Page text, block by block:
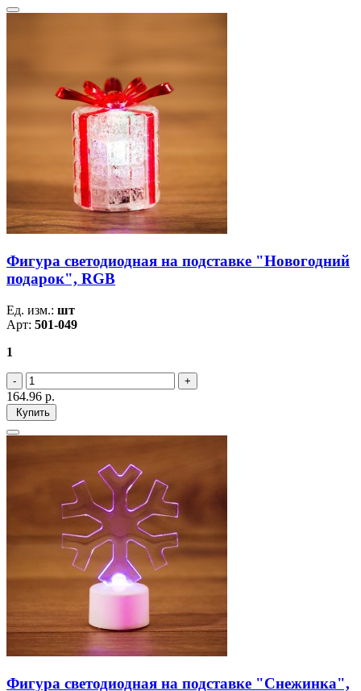
Фигура светодиодная на подставке "Новогодний
подарок", RGB
Ед. изм.: шт
Арт: 501-049
1
164.96 р.
Купить
Фигура светодиодная на подставке "Снежинка",